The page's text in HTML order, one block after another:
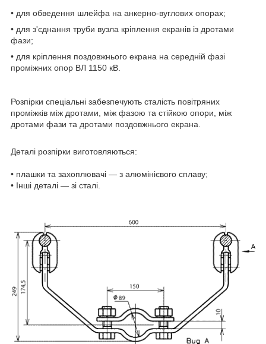
• для обведення шлейфа на анкерно-вуглових опорах;
• для з'єднання труби вузла кріплення екранів із дротами
фази;
• для кріплення поздовжнього екрана на середній фазі
проміжних опор ВЛ 1150 кВ.
Розпірки спеціальні забезпечують сталість повітряних
проміжків між дротами, між фазою та стійкою опори, між
дротами фази та дротами поздовжнього екрана.
Деталі розпірки виготовляються:
• плашки та захоплювачі — з алюмінієвого сплаву;
• Інші деталі — зі сталі.